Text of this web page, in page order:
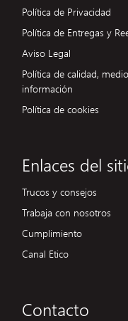
Política de Privacidad
Política de Entregas y
Aviso Legal
Política de calidad,
información
Política de cookies
Enlaces del
Trucos y consejos
Trabaja con nosotros
Cumplimiento
Canal Etico
Contacto